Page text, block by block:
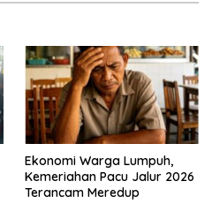
Ekonomi Warga Lumpuh,
Kemeriahan Pacu Jalur 2026
Terancam Meredup